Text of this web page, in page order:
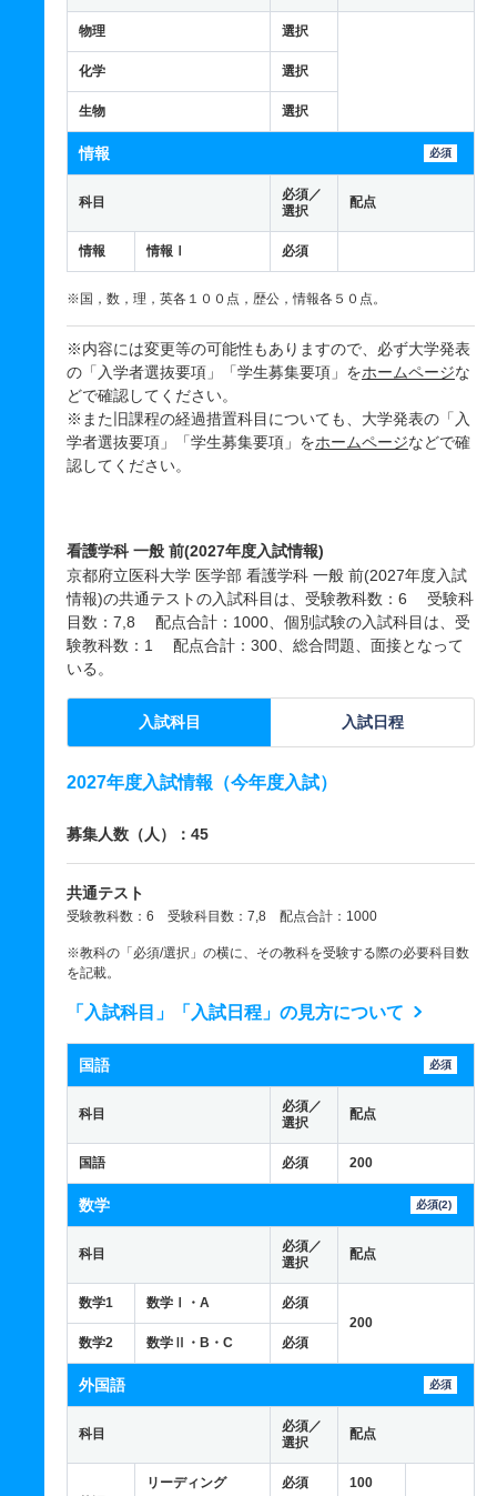
物理 選択
化学 選択
生物 選択
情報 必須
科目
必須／
選択
配点
情報 情報Ⅰ 必須
※国，数，理，英各１００点，歴公，情報各５０点。
※内容には変更等の可能性もありますので、必ず大学発表
の「入学者選抜要項」「学生募集要項」をホームページな
どで確認してください。
※また旧課程の経過措置科目についても、大学発表の「入
学者選抜要項」「学生募集要項」をホームページなどで確
認してください。
看護学科 一般 前(2027年度入試情報)
京都府立医科大学 医学部 看護学科 一般 前(2027年度入試
情報)の共通テストの入試科目は、受験教科数：6 受験科
目数：7,8 配点合計：1000、個別試験の入試科目は、受
験教科数：1 配点合計：300、総合問題、面接となって
いる。
入試科目 入試日程
2027年度入試情報（今年度入試）
募集人数（人）：45
共通テスト
受験教科数：6 受験科目数：7,8 配点合計：1000
※教科の「必須/選択」の横に、その教科を受験する際の必要科目数
を記載。
「入試科目」「入試日程」の見方について
国語 必須
科目
必須／
選択
配点
国語 必須 200
数学 必須(2)
科目
必須／
選択
配点
数学1 数学Ⅰ・A
必須
200
数学2
数学Ⅱ・B・C 必須
外国語 必須
科目
必須／
選択
配点
リーディング 必須
100